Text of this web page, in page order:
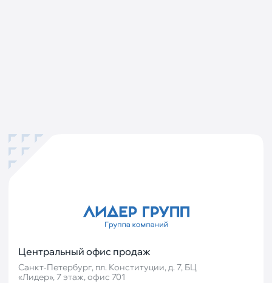
Центральный офис продаж
Санкт‐Петербург, пл. Конституции, д. 7, БЦ
«Лидер», 7 этаж, офис 701